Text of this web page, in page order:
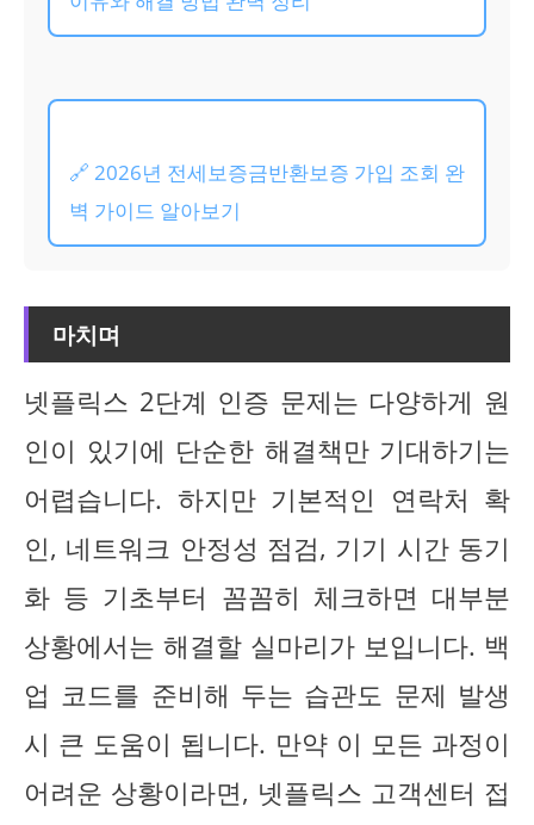
🔗 2026년 전세보증금반환보증 가입 조회 완
벽 가이드 알아보기
마치며
넷플릭스 2단계 인증 문제는 다양하게 원
인이 있기에 단순한 해결책만 기대하기는
어렵습니다. 하지만 기본적인 연락처 확
인, 네트워크 안정성 점검, 기기 시간 동기
화 등 기초부터 꼼꼼히 체크하면 대부분
상황에서는 해결할 실마리가 보입니다. 백
업 코드를 준비해 두는 습관도 문제 발생
시 큰 도움이 됩니다. 만약 이 모든 과정이
어려운 상황이라면, 넷플릭스 고객센터 접